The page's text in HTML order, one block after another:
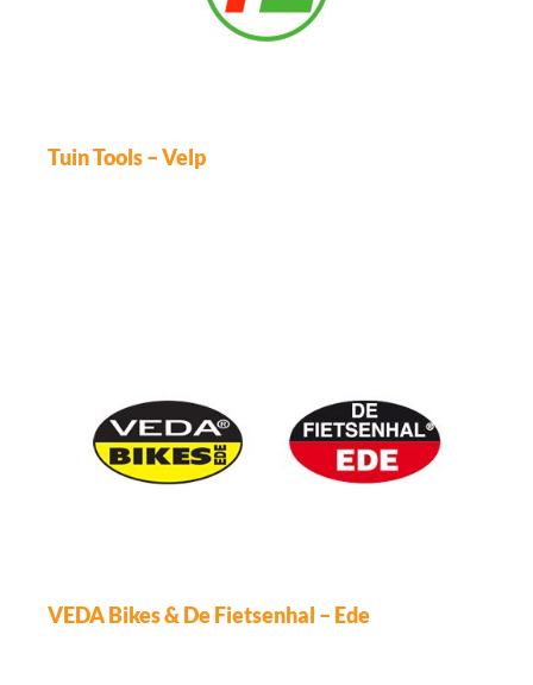
Tuin Tools – Velp
VEDA Bikes & De Fietsenhal – Ede